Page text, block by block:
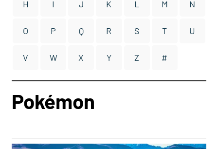
H I J K L M N
O P Q R S T U
V W X Y Z #
Pokémon